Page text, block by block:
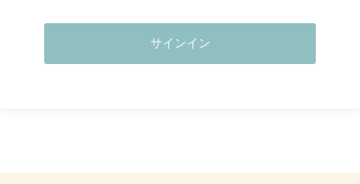
サインイン